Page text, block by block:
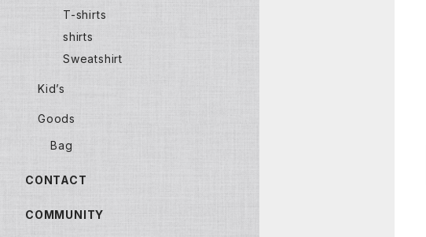
T-shirts
shirts
Sweatshirt
Kid’s
Goods
Bag
CONTACT
COMMUNITY